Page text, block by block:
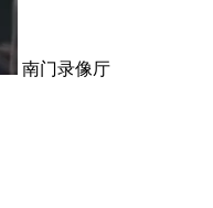
南门录像厅